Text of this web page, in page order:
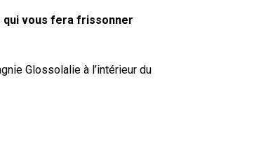
qui vous fera frissonner
Glossolalie à l’intérieur du